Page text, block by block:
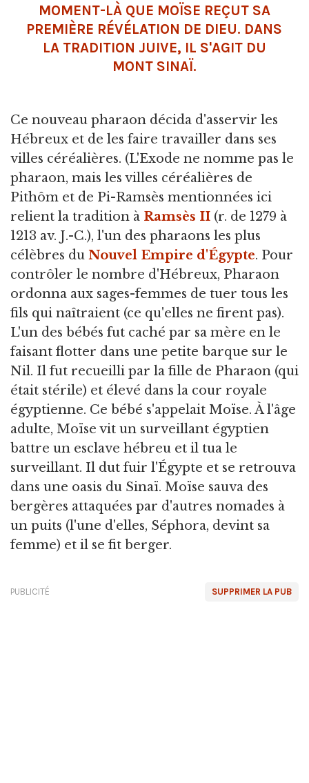
MOMENT-LÀ QUE MOÏSE REÇUT SA
PREMIÈRE RÉVÉLATION DE DIEU. DANS
LA TRADITION JUIVE, IL S'AGIT DU
MONT SINAÏ.
Ce nouveau pharaon décida d'asservir les
Hébreux et de les faire travailler dans ses
villes céréalières. (L'Exode ne nomme pas le
pharaon, mais les villes céréalières de
Pithôm et de Pi-Ramsès mentionnées ici
relient la tradition à Ramsès II (r. de 1279 à
1213 av. J.-C.), l'un des pharaons les plus
célèbres du Nouvel Empire d'Égypte. Pour
contrôler le nombre d'Hébreux, Pharaon
ordonna aux sages-femmes de tuer tous les
fils qui naîtraient (ce qu'elles ne firent pas).
L'un des bébés fut caché par sa mère en le
faisant flotter dans une petite barque sur le
Nil. Il fut recueilli par la fille de Pharaon (qui
était stérile) et élevé dans la cour royale
égyptienne. Ce bébé s'appelait Moïse. À l'âge
adulte, Moïse vit un surveillant égyptien
battre un esclave hébreu et il tua le
surveillant. Il dut fuir l'Égypte et se retrouva
dans une oasis du Sinaï. Moïse sauva des
bergères attaquées par d'autres nomades à
un puits (l'une d'elles, Séphora, devint sa
femme) et il se fit berger.
SUPPRIMER LA PUB
PUBLICITÉ